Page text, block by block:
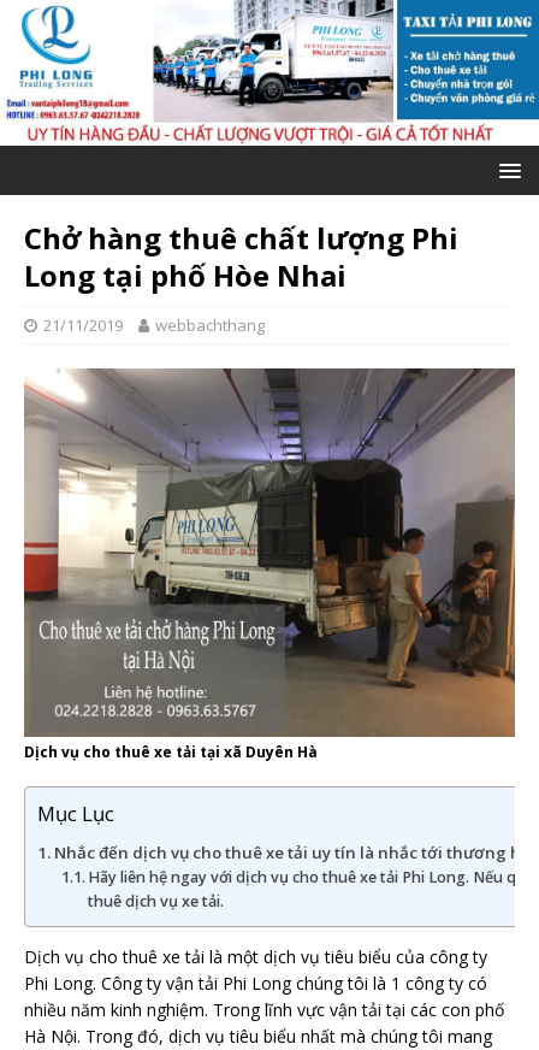
Chở hàng thuê chất lượng Phi
Long tại phố Hòe Nhai
21/11/2019 webbachthang
Dịch vụ cho thuê xe tải tại xã Duyên Hà
Mục Lục
Nhắc đến dịch vụ cho thuê xe tải uy tín là nhắc tới thương
Hãy liên hệ ngay với dịch vụ cho thuê xe tải Phi Long. Nếu
thuê dịch vụ xe tải.
Dịch vụ cho thuê xe tải là một dịch vụ tiêu biểu của công ty
Phi Long. Công ty vận tải Phi Long chúng tôi là 1 công ty có
nhiều năm kinh nghiệm. Trong lĩnh vực vận tải tại các con phố
Hà Nội. Trong đó, dịch vụ tiêu biểu nhất mà chúng tôi mang